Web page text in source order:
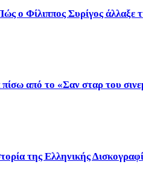
ο Φίλιππος Συρίγος άλλαξε
από το «Σαν σταρ του
της Ελληνικής